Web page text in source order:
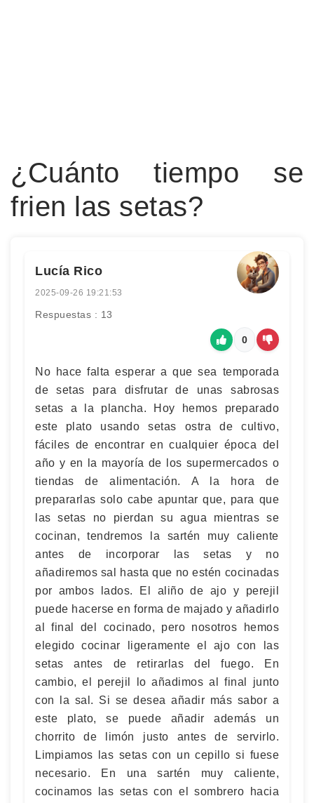
¿Cuánto tiempo se
frien las setas?
Lucía Rico
2025-09-26 19:21:53
Respuestas : 13
0
No hace falta esperar a que sea temporada
de setas para disfrutar de unas sabrosas
setas a la plancha. Hoy hemos preparado
este plato usando setas ostra de cultivo,
fáciles de encontrar en cualquier época del
año y en la mayoría de los supermercados o
tiendas de alimentación. A la hora de
prepararlas solo cabe apuntar que, para que
las setas no pierdan su agua mientras se
cocinan, tendremos la sartén muy caliente
antes de incorporar las setas y no
añadiremos sal hasta que no estén cocinadas
por ambos lados. El aliño de ajo y perejil
puede hacerse en forma de majado y añadirlo
al final del cocinado, pero nosotros hemos
elegido cocinar ligeramente el ajo con las
setas antes de retirarlas del fuego. En
cambio, el perejil lo añadimos al final junto
con la sal. Si se desea añadir más sabor a
este plato, se puede añadir además un
chorrito de limón justo antes de servirlo.
Limpiamos las setas con un cepillo si fuese
necesario. En una sartén muy caliente,
cocinamos las setas con el sombrero hacia